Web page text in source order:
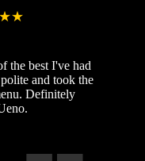
the best I've had
and took the
Definitely